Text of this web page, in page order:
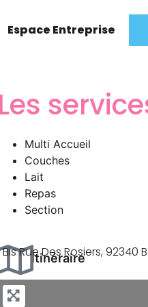
Espace Entreprise
Les
Multi Accueil
Couches
Lait
Repas
Section
Itinéraire
Bis Rue Des Rosiers, 92340